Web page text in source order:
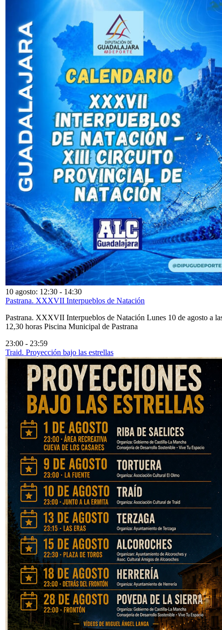
10 agosto: 12:30 - 14:30
Pastrana. XXXVII Interpueblos de Natación
Pastrana. XXXVII Interpueblos de Natación Lunes 10 de agosto a
12,30 horas Piscina Municipal de Pastrana
23:00 - 23:59
Traid. Proyección bajo las estrellas